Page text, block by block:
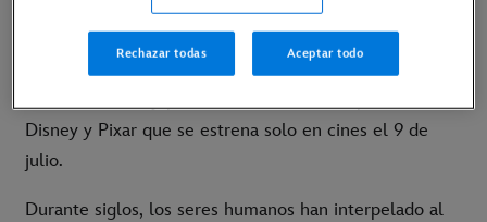
LINK AL MATERIAL DISPONIBLES
Madrid, 19 de marzo de 2025
- Ya están disponibles
Disney y Pixar que se estrena solo en cines el 9 de
julio.
Durante siglos, los seres humanos han interpelado al
Rechazar todas Aceptar todo